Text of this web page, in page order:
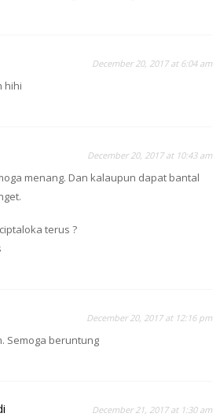
December 20, 2017 at 6:04 am
hihi
December 20, 2017 at 10:43 am
menang. Dan kalaupun dapat bantal
terus ?
December 20, 2017 at 12:16 pm
Semoga beruntung
December 21, 2017 at 1:30 am